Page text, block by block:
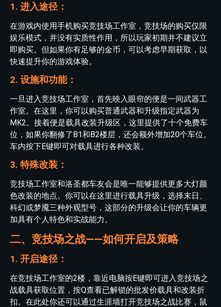
1. 进入途径：
在游戏内使用手机购买竞技场工作室，竞技场的购买仅限
娱乐模式，并没有实质性作用，所以玩家初期并不建议立
即购买。但如果你有足够的金币，可以考虑早期获取，以
快速提升你的游戏体验。
2. 设施和功能：
一旦进入竞技场工作室，首先映入眼帘的便是一间武器工
作室。在这里，你可以购买普通武器和升级指定武器为
MK2。接着便是载具改装升级区，这里提供了十个免费车
位，如果你翻修了B1和B2楼层，还会额外增加20个车位。
车内按下E键即可对载具进行各种改装。
3. 特殊改装：
竞技场工作室和洛圣都车友会是唯一能够提供更多大灯颜
色改装的地点。你可以在这里进行载具升级，选择末日、
科幻或梦魇三种外观型号，这部分的升级会让你的车辆更
加具有个人特色和实战能力。
二、竞技场之战——如何开启及策略
1. 开启途径：
在竞技场工作室的2楼，靠近电脑按E键即可进入竞技场之
战载具获取位置，按Q查看已解锁的批发价载具和改装折
扣。在此处你还可以通过生涯墙打开竞技场之战比赛，鼠